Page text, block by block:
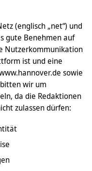
(englisch „net“) und
gute Benehmen auf
Nutzerkommunikation
ist und eine
sowie
wir um
da die Redaktionen
zulassen dürfen: